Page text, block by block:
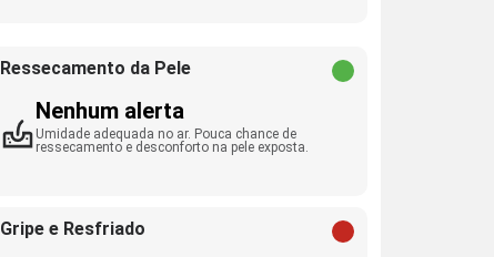
Ressecamento da Pele
Nenhum alerta
Umidade adequada no ar. Pouca chance de
ressecamento e desconforto na pele exposta.
Gripe e Resfriado